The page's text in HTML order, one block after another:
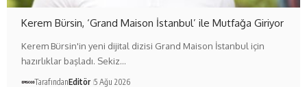
Kerem Bürsin, ‘Grand Maison İstanbul’ ile Mutfağa Giriyor
Kerem Bürsin'in yeni dijital dizisi Grand Maison İstanbul için
hazırlıklar başladı. Sekiz…
TarafındanEditör 5 Ağu 2026